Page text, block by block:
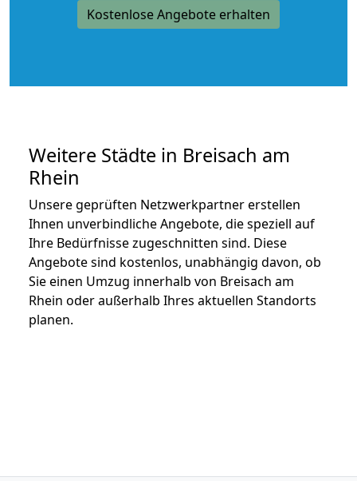
Kostenlose Angebote erhalten
Weitere Städte in Breisach am
Rhein
Unsere geprüften Netzwerkpartner erstellen
Ihnen unverbindliche Angebote, die speziell auf
Ihre Bedürfnisse zugeschnitten sind. Diese
Angebote sind kostenlos, unabhängig davon, ob
Sie einen Umzug innerhalb von Breisach am
Rhein oder außerhalb Ihres aktuellen Standorts
planen.